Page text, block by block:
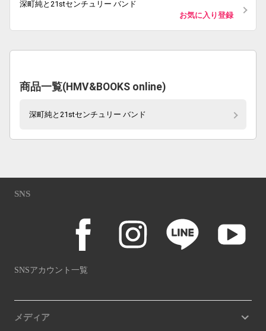
深町純と21stセンチュリー バンド
お気に入り登録
商品一覧(HMV&BOOKS online)
深町純と21stセンチュリー バンド
SNS
SNSアカウント一覧
メディア